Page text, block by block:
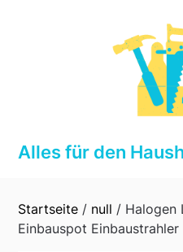
Alles für den
Startseite / null / Halogen
Einbauspot Einbaustrahler